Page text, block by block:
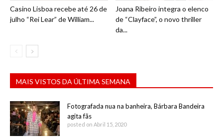
Casino Lisboa recebe até 26 de
julho “Rei Lear” de William...
Joana Ribeiro integra o elenco
de “Clayface”, o novo thriller
da...
MAIS VISTOS DA ÚLTIMA SEMANA
Fotografada nua na banheira, Bárbara Bandeira
agita fãs
posted on Abril 15, 2020